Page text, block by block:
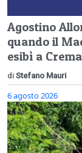
Agostino
quando il
esibì a
di Stefano Mauri
6 agosto 2026